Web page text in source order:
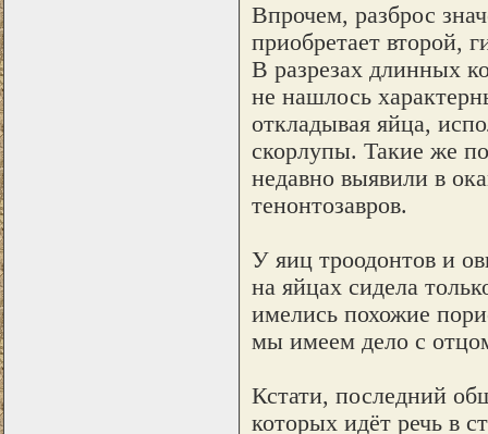
Впрочем, разброс
приобретает второй,
В разрезах длинных
не нашлось
откладывая яйца,
скорлупы. Такие же
недавно выявили в
тенонтозавров.
У яиц троодонтов и
на яйцах сидела
имелись похожие
мы имеем дело с
Кстати, последний
которых идёт речь в